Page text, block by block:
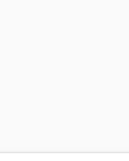
fokozott érdeklődéssel
városát, mint Szent
legismertebb szentjének
emlékeket keresve,
településük névadójának,
Női Kézilabda Liga 26.
26-os bajnoki idény
vendégeként léptünk
félidejében csapatunk
támadásokkal igyekezett